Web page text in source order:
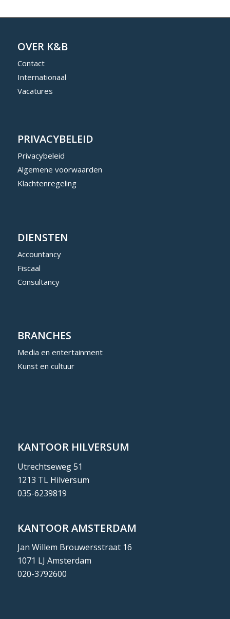
OVER K&B
Contact
Internationaal
Vacatures
PRIVACYBELEID
Privacybeleid
Algemene voorwaarden
Klachtenregeling
DIENSTEN
Accountancy
Fiscaal
Consultancy
BRANCHES
Media en entertainment
Kunst en cultuur
KANTOOR HILVERSUM
Utrechtseweg 51
1213 TL Hilversum
035-6239819
KANTOOR AMSTERDAM
Jan Willem Brouwersstraat 16
1071 LJ Amsterdam
020-3792600